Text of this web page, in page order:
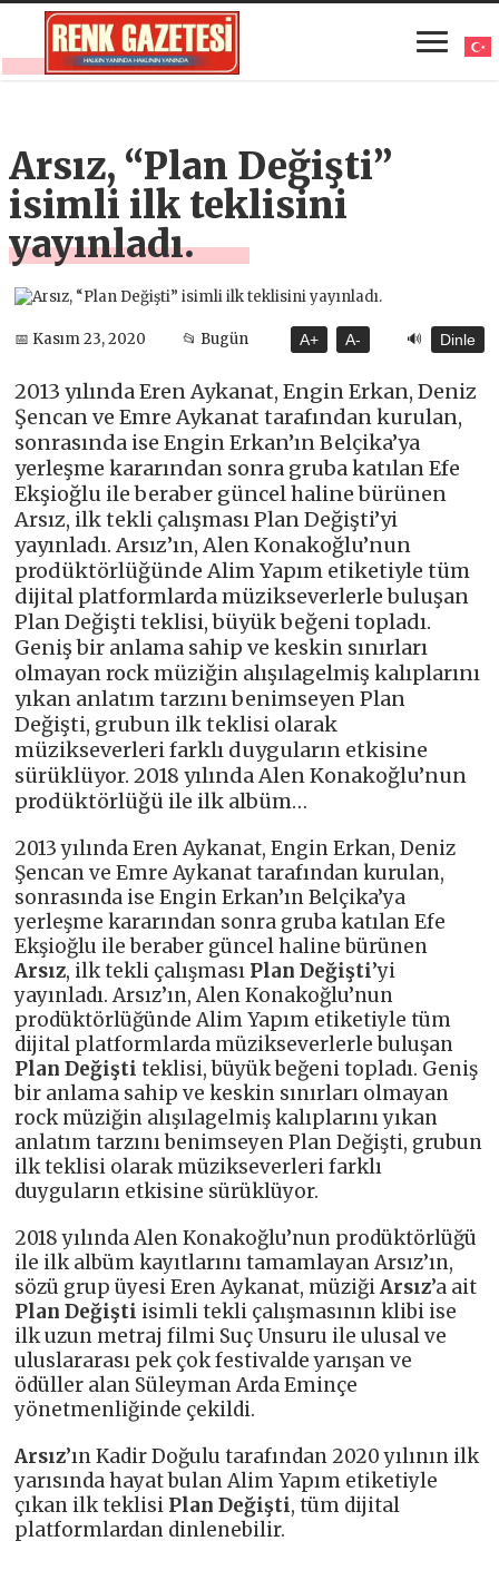
Arsız, “Plan Değişti”
isimli ilk teklisini
yayınladı.
📅 Kasım 23, 2020 📂 Bugün A+ A- 🔊 Dinle
2013 yılında Eren Aykanat, Engin Erkan, Deniz
Şencan ve Emre Aykanat tarafından kurulan,
sonrasında ise Engin Erkan’ın Belçika’ya
yerleşme kararından sonra gruba katılan Efe
Ekşioğlu ile beraber güncel haline bürünen
Arsız, ilk tekli çalışması Plan Değişti’yi
yayınladı. Arsız’ın, Alen Konakoğlu’nun
prodüktörlüğünde Alim Yapım etiketiyle tüm
dijital platformlarda müzikseverlerle buluşan
Plan Değişti teklisi, büyük beğeni topladı.
Geniş bir anlama sahip ve keskin sınırları
olmayan rock müziğin alışılagelmiş kalıplarını
yıkan anlatım tarzını benimseyen Plan
Değişti, grubun ilk teklisi olarak
müzikseverleri farklı duyguların etkisine
sürüklüyor. 2018 yılında Alen Konakoğlu’nun
prodüktörlüğü ile ilk albüm…
2013 yılında Eren Aykanat, Engin Erkan, Deniz
Şencan ve Emre Aykanat tarafından kurulan,
sonrasında ise Engin Erkan’ın Belçika’ya
yerleşme kararından sonra gruba katılan Efe
Ekşioğlu ile beraber güncel haline bürünen
Arsız, ilk tekli çalışması Plan Değişti’yi
yayınladı. Arsız’ın, Alen Konakoğlu’nun
prodüktörlüğünde Alim Yapım etiketiyle tüm
dijital platformlarda müzikseverlerle buluşan
Plan Değişti teklisi, büyük beğeni topladı. Geniş
bir anlama sahip ve keskin sınırları olmayan
rock müziğin alışılagelmiş kalıplarını yıkan
anlatım tarzını benimseyen Plan Değişti, grubun
ilk teklisi olarak müzikseverleri farklı
duyguların etkisine sürüklüyor.
2018 yılında Alen Konakoğlu’nun prodüktörlüğü
ile ilk albüm kayıtlarını tamamlayan Arsız’ın,
sözü grup üyesi Eren Aykanat, müziğiArsız’a ait
Plan Değişti isimli tekli çalışmasının klibi ise
ilk uzun metraj filmi Suç Unsuru ile ulusal ve
uluslararası pek çok festivalde yarışan ve
ödüller alan Süleyman Arda Eminçe
yönetmenliğinde çekildi.
Arsız’ın Kadir Doğulu tarafından 2020 yılının ilk
yarısında hayat bulan Alim Yapım etiketiyle
çıkan ilk teklisi Plan Değişti, tüm dijital
platformlardan dinlenebilir.